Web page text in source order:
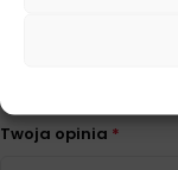
Twoja opinia *